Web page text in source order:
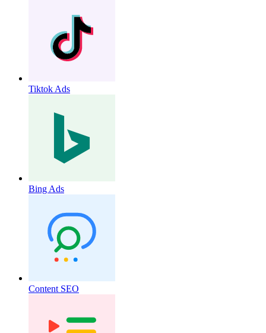
Tiktok Ads
Bing Ads
Content SEO